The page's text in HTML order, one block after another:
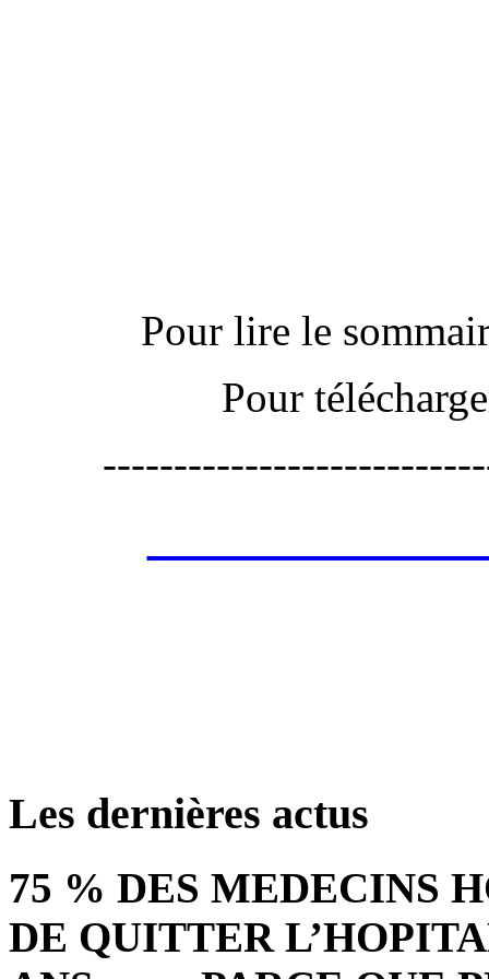
Pour lire le
Pour
Les dernières actus
75 % DES MEDECINS
DE QUITTER